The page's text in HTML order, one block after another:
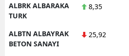
ALBRK ALBARAKA
TURK
8,35
ALBTN ALBAYRAK
BETON SANAYI
25,92